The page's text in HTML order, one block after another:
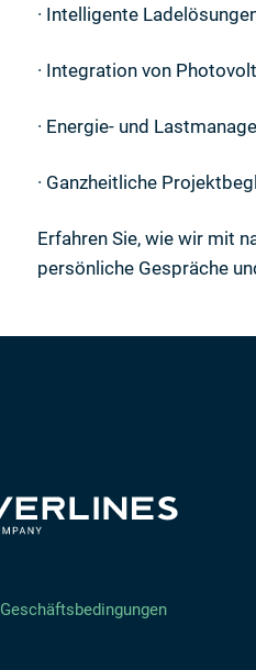
· Intelligente
· Integration von
· Energie- und
· Ganzheitliche
Erfahren Sie, wie wir mit
persönliche Gespräche
Geschäftsbedingungen